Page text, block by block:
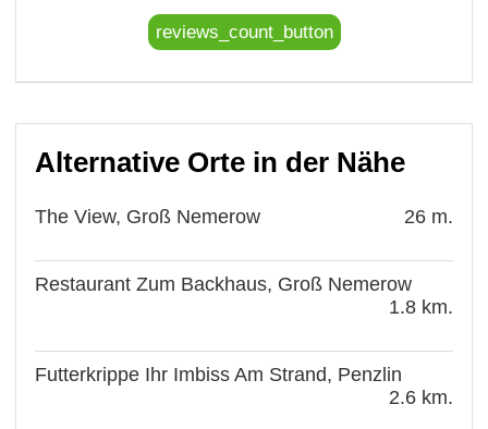
reviews_count_button
Alternative Orte in der Nähe
The View, Groß Nemerow 26 m.
Restaurant Zum Backhaus, Groß Nemerow
1.8 km.
Futterkrippe Ihr Imbiss Am Strand, Penzlin
2.6 km.